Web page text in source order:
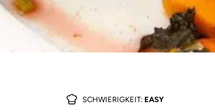
SCHWIERIGKEIT: EASY